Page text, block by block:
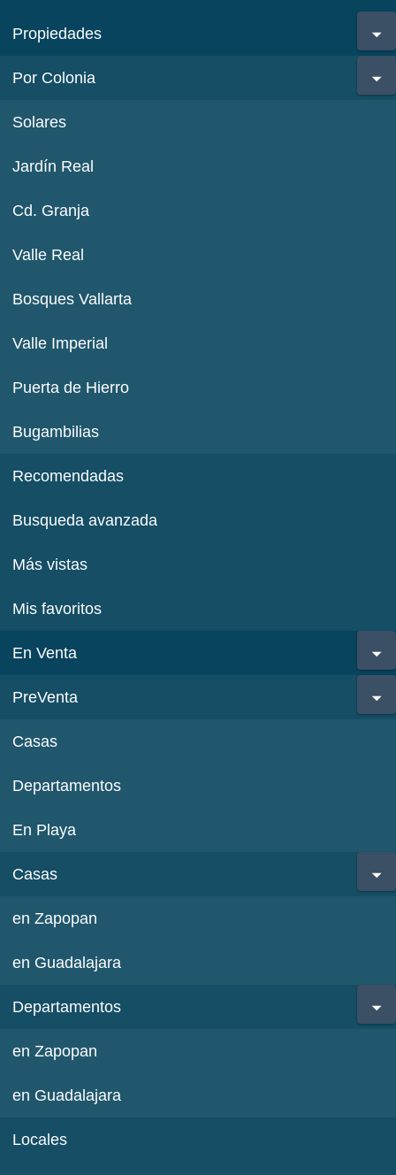
Propiedades
Por Colonia
Solares
Jardín Real
Cd. Granja
Valle Real
Bosques Vallarta
Valle Imperial
Puerta de Hierro
Bugambilias
Recomendadas
Busqueda avanzada
Más vistas
Mis favoritos
En Venta
PreVenta
Casas
Departamentos
En Playa
Casas
en Zapopan
en Guadalajara
Departamentos
en Zapopan
en Guadalajara
Locales